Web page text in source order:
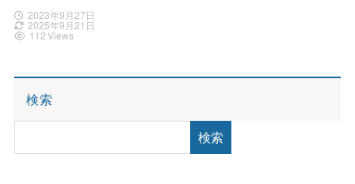
2023年9月27日
2025年9月21日
112 Views
検索
検索